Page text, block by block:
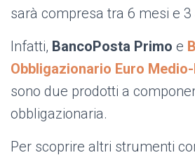
sarà compresa tra 6 mesi e 3
Infatti, BancoPosta Primo e
Obbligazionario Euro
sono due prodotti a
obbligazionaria.
Per scoprire altri strumenti